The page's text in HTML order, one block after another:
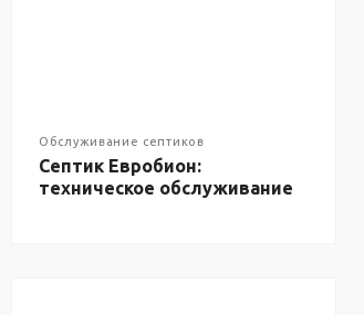
Обслуживание септиков
Септик Евробион:
техническое обслуживание